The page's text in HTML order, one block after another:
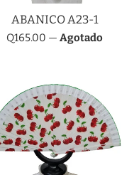
ABANICO A23-1
Precio
Q165.00 — Agotado